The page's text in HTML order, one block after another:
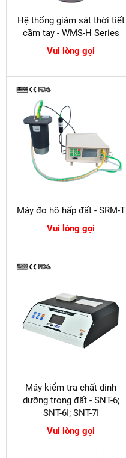
Hệ thống giám sát thời tiết
cầm tay - WMS-H Series
Vui lòng gọi
Máy đo hô hấp đất - SRM-T
Vui lòng gọi
Máy kiểm tra chất dinh
dưỡng trong đất - SNT-6;
SNT-6I; SNT-7I
Vui lòng gọi